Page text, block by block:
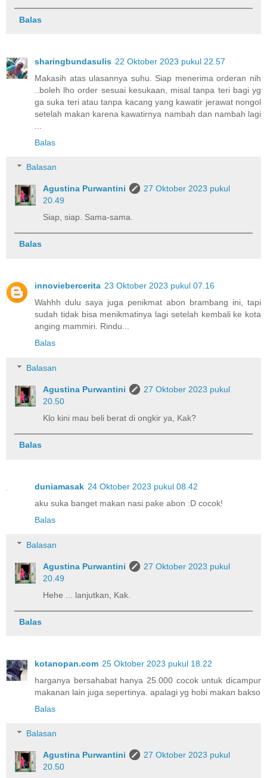
Balas
sharingbundasulis 22 Oktober 2023 pukul 22.57
Makasih atas ulasannya suhu. Siap menerima orderan nih
..boleh lho order sesuai kesukaan, misal tanpa teri bagi yg
ga suka teri atau tanpa kacang yang kawatir jerawat nongol
setelah makan karena kawatirnya nambah dan nambah lagi
Balas
Balasan
Agustina Purwantini
27 Oktober 2023 pukul
20.49
Siap, siap. Sama-sama.
Balas
innoviebercerita 23 Oktober 2023 pukul 07.16
Wahhh dulu saya juga penikmat abon brambang ini, tapi
sudah tidak bisa menikmatinya lagi setelah kembali ke kota
anging mammiri. Rindu...
Balas
Balasan
Agustina Purwantini
27 Oktober 2023 pukul
20.50
Klo kini mau beli berat di ongkir ya, Kak?
Balas
duniamasak 24 Oktober 2023 pukul 08.42
aku suka banget makan nasi pake abon :D cocok!
Balas
Balasan
Agustina Purwantini
27 Oktober 2023 pukul
20.49
Hehe ... lanjutkan, Kak.
Balas
kotanopan.com 25 Oktober 2023 pukul 18.22
harganya bersahabat hanya 25.000 cocok untuk dicampur
makanan lain juga sepertinya. apalagi yg hobi makan bakso
Balas
Balasan
Agustina Purwantini
27 Oktober 2023 pukul
20.50